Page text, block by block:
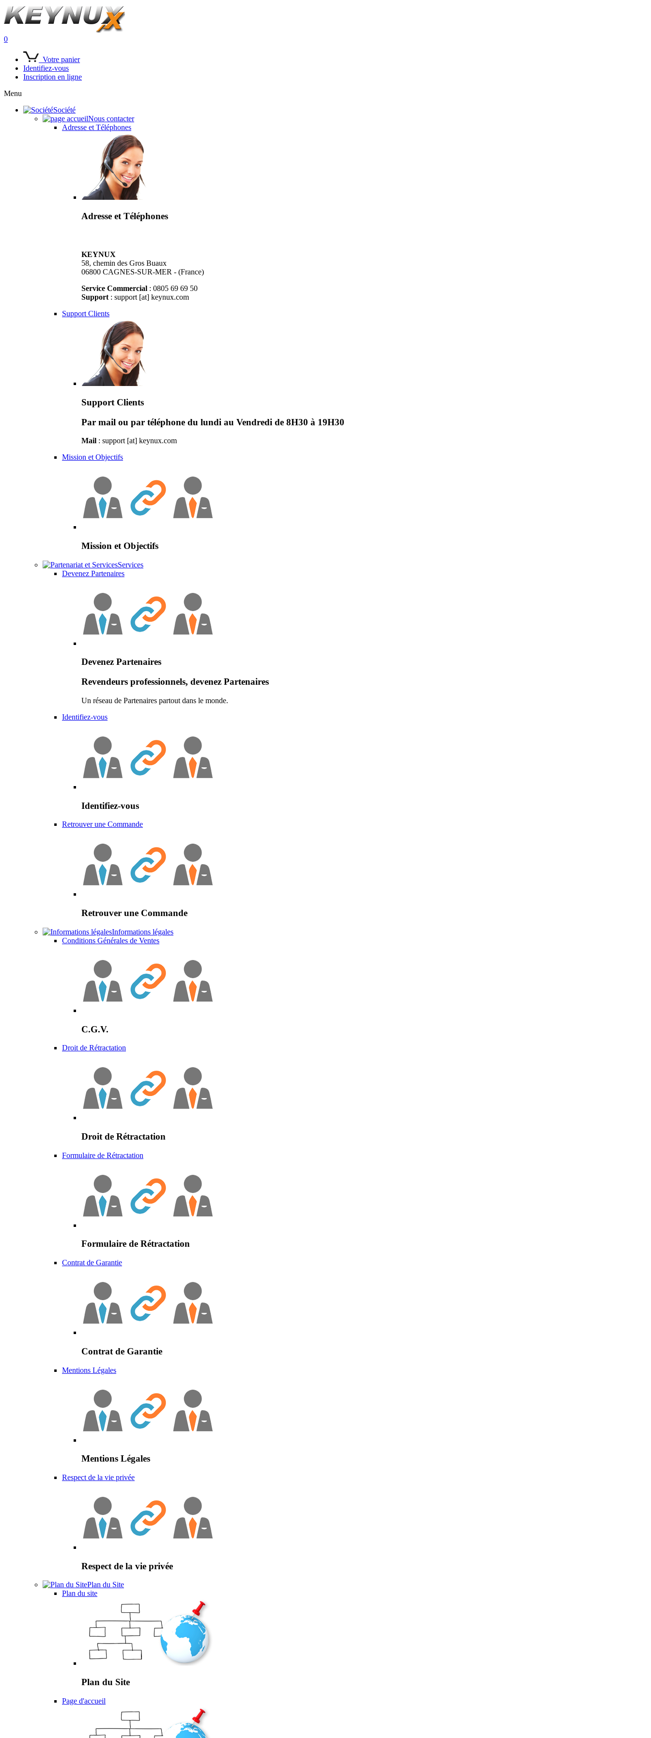
0
Votre panier
Identifiez-vous
Inscription en ligne
Menu
Société
Nous contacter
Adresse et Téléphones
Adresse et Téléphones
KEYNUX
58, chemin des Gros Buaux
06800 CAGNES-SUR-MER - (France)
Service Commercial : 0805 69 69 50
Support : support [at] keynux.com
Support Clients
Support Clients
Par mail ou par téléphone du lundi au Vendredi de 8H30 à 19H30
Mail : support [at] keynux.com
Mission et Objectifs
Mission et Objectifs
Services
Devenez Partenaires
Devenez Partenaires
Revendeurs professionnels, devenez Partenaires
Un réseau de Partenaires partout dans le monde.
Identifiez-vous
Identifiez-vous
Retrouver une Commande
Retrouver une Commande
Informations légales
Conditions Générales de Ventes
C.G.V.
Droit de Rétractation
Droit de Rétractation
Formulaire de Rétractation
Formulaire de Rétractation
Contrat de Garantie
Contrat de Garantie
Mentions Légales
Mentions Légales
Respect de la vie privée
Respect de la vie privée
Plan du Site
Plan du site
Plan du Site
Page d'accueil